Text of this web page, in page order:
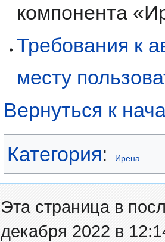
компонента
Требования к
месту
Вернуться к
Категория: Ирена
Эта страница в
декабря 2022 в